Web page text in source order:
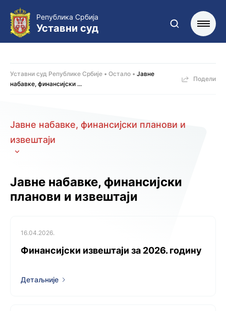
Република Србија
Уставни суд
Јавне набавке, финансијски
планови и извештаји
16.04.2026.
Финансијски извештаји за 2026. годину
Детаљније
Јавне набавке, финансијски планови и
извештаји
Уставни суд Републике Србије Остало
Јавне
набавке, финансијски ...
Подели